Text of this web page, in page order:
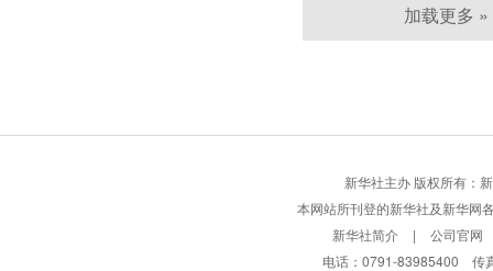
加载更多 »
新华社主办 版权所有：
本网站所刊登的新华社及新华网
新华社简介
|
公司官网
电话：0791-83985400 传